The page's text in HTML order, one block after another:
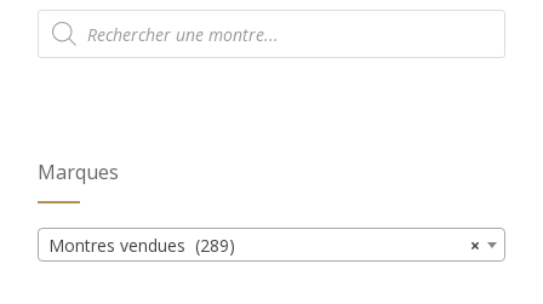
Recherche
de
produits
Marques
×
Montres vendues (289)